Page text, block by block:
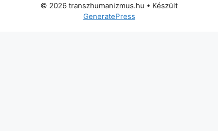
© 2026 transzhumanizmus.hu • Készült
GeneratePress